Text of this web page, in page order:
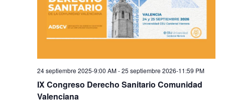
24 septiembre 2025-9:00 AM-25 septiembre 2026-11:59 PM
IX Congreso Derecho Sanitario Comunidad
Valenciana